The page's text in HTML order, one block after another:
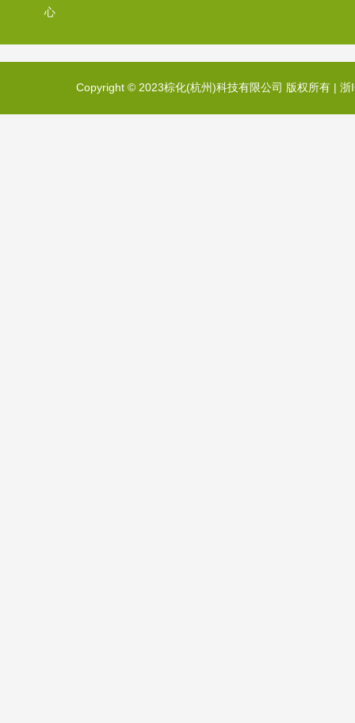
心
Copyright © 2023棕化(杭州)科技有限公司 版权所有 | 浙